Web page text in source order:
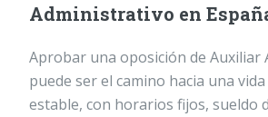
Administrativo en
Aprobar una oposición de Auxiliar
puede ser el camino hacia una
estable, con horarios fijos, sueldo